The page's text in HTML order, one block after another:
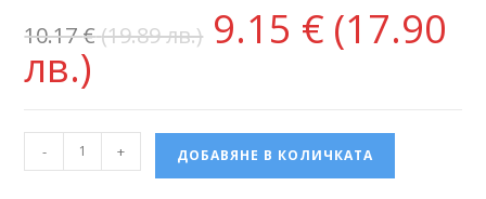
10.17€(19.89 лв.) 9.15 € (17.90
лв.)
- + ДОБАВЯНЕ В КОЛИЧКАТА